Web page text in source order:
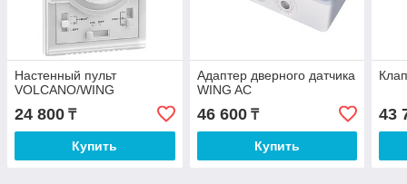
Настенный пульт
VOLCANO/WING
24 800 ₸
Купить
Адаптер дверного датчика
WING AC
46 600₸
Купить
43